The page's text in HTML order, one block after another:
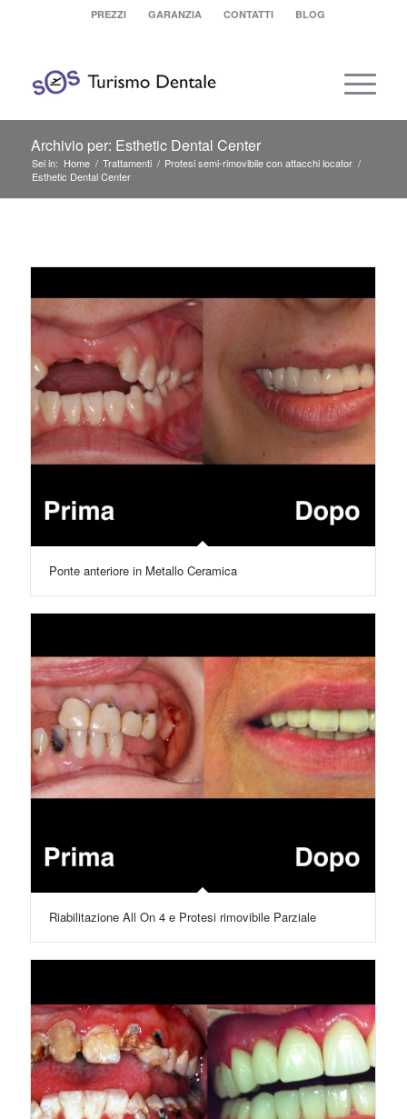
PREZZI GARANZIA CONTATTI BLOG
Archivio per: Esthetic Dental Center
Sei in: Home / Trattamenti / Protesi semi-rimovibile con attacchi locator /
Esthetic Dental Center
Ponte anteriore in Metallo Ceramica
Riabilitazione All On 4 e Protesi rimovibile Parziale